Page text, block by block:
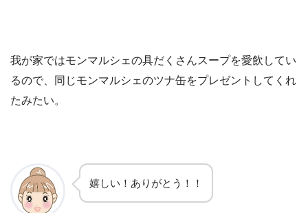
我が家ではモンマルシェの具だくさんスープを愛飲してい
るので、同じモンマルシェのツナ缶をプレゼントしてくれ
たみたい。
嬉しい！ありがとう！！